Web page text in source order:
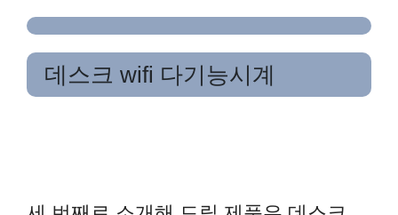
데스크 wifi 다기능시계